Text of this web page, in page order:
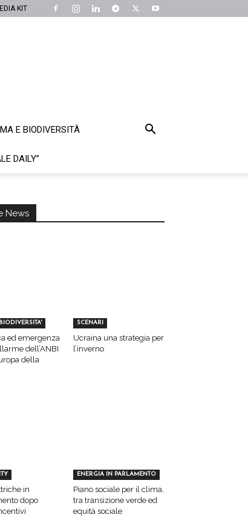
KIT
E BIODIVERSITÀ
DAILY”
News
ed emergenza
dell’ANBI
della
SCENARI
Ucraina una strategia per
l’inverno
in
dopo
ENERGIA IN PARLAMENTO
Piano sociale per il clima,
tra transizione verde ed
equità sociale